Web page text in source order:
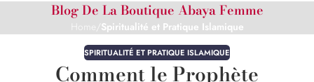
Blog De La Boutique Abaya Femme
Spiritualité et Pratique Islamique
SPIRITUALITÉ ET PRATIQUE ISLAMIQUE
Comment le Prophète